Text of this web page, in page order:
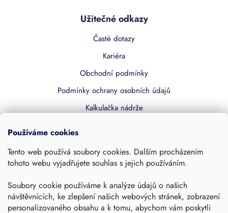
Používáme cookies
Tento web používá soubory cookies. Dalším procházením
tohoto webu vyjadřujete souhlas s jejich používáním.
Soubory cookie používáme k analýze údajů o našich
návštěvnících, ke zlepšení našich webových stránek, zobrazení
personalizovaného obsahu a k tomu, abychom vám poskytli
Užitečné odkazy
Časté dotazy
Kariéra
Obchodní podmínky
Podmínky ochrany osobních údajů
Kalkulačka nádrže
Kontakty
Sledujte nás